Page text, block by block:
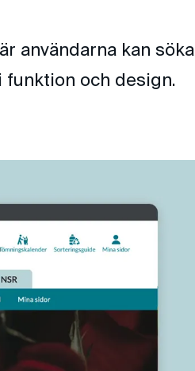
användarna kan söka
funktion och design.